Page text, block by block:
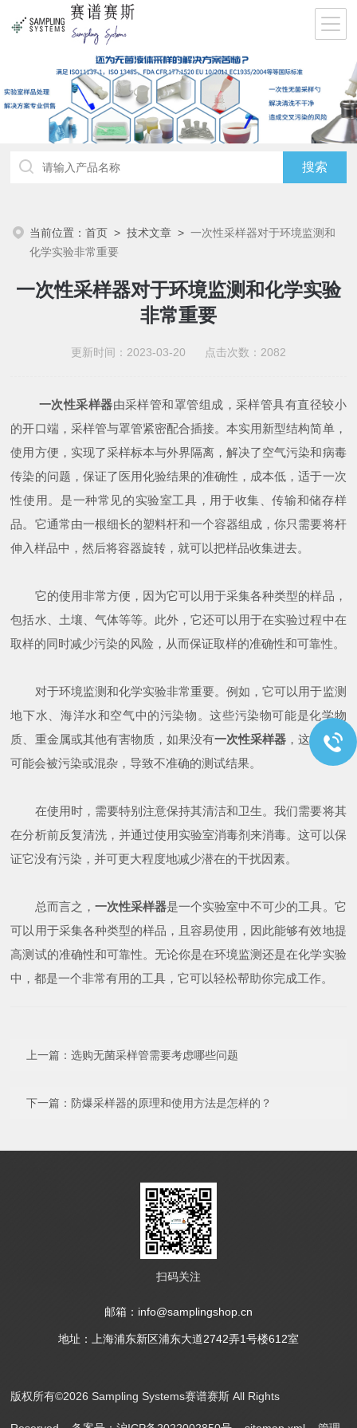
当前位置：首页 >技术文章 >一次性采样器对于环境监测和
化学实验非常重要
一次性采样器对于环境监测和化学实验
非常重要
更新时间：2023-03-20 点击次数：2082
一次性采样器由采样管和罩管组成，采样管具有直径较小
的开口端，采样管与罩管紧密配合插接。本实用新型结构简单，
使用方便，实现了采样标本与外界隔离，解决了空气污染和病毒
传染的问题，保证了医用化验结果的准确性，成本低，适于一次
性使用。是一种常见的实验室工具，用于收集、传输和储存样
品。它通常由一根细长的塑料杆和一个容器组成，你只需要将杆
伸入样品中，然后将容器旋转，就可以把样品收集进去。
它的使用非常方便，因为它可以用于采集各种类型的样品，
包括水、土壤、气体等等。此外，它还可以用于在实验过程中在
取样的同时减少污染的风险，从而保证取样的准确性和可靠性。
对于环境监测和化学实验非常重要。例如，它可以用于监测
地下水、海洋水和空气中的污染物。这些污染物可能是化学物
质、重金属或其他有害物质，如果没有一次性采样器 ，这些样品
可能会被污染或混杂，导致不准确的测试结果。
在使用时，需要特别注意保持其清洁和卫生。我们需要将其
在分析前反复清洗，并通过使用实验室消毒剂来消毒。这可以保
证它没有污染，并可更大程度地减少潜在的干扰因素。
总而言之， 一次性采样器是一个实验室中不可少的工具。它
可以用于采集各种类型的样品，且容易使用，因此能够有效地提
高测试的准确性和可靠性。无论你是在环境监测还是在化学实验
中，都是一个非常有用的工具，它可以轻松帮助你完成工作。
上一篇：选购无菌采样管需要考虑哪些问题
下一篇： 防爆采样器的原理和使用方法是怎样的？
扫码关注
邮箱：info@samplingshop.cn
地址：上海浦东新区浦东大道2742弄1号楼612室
版权所有©2026 Sampling Systems赛谱赛斯 All Rights